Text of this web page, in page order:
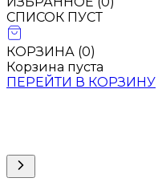
СПИСОК ПУСТ
КОРЗИНА (0)
Корзина пуста
ПЕРЕЙТИ В КОРЗИНУ